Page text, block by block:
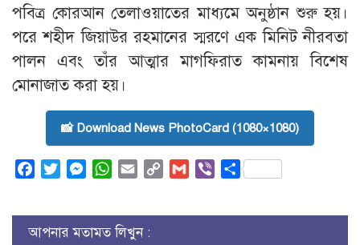
পবিত্র কোরআন তেলাওয়াতের মাধ্যমে অনুষ্ঠান শুরু হয়।
পরে শহীদ জিয়াউর রহমানের স্মরণে এক মিনিট নীরবতা
পালন এবং তাঁর আত্মার মাগফিরাত কামনায় বিশেষ
মোনাজাত করা হয়।
📸 Download News PhotoCard (1080×1080)
FacebookTwitterMessenger
WhatsApp
Email
Copy
Gmail ViberShare
আপনার মতামত লিখুন :